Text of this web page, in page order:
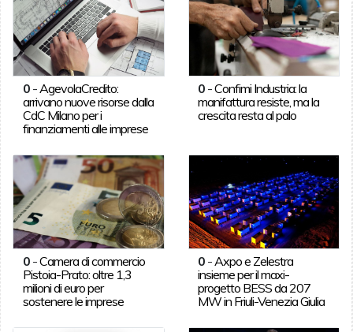
0- AgevolaCredito:
arrivano nuove risorse dalla
CdC Milano per i
finanziamenti alle imprese
0 -Confimi Industria: la
manifattura resiste, ma la
crescita resta al palo
0-Camera di commercio
Pistoia-Prato: oltre 1,3
milioni di euro per
sostenere le imprese
0 - Axpo e Zelestra
insieme per il maxi-
progetto BESS da 207
MW in Friuli-Venezia Giulia